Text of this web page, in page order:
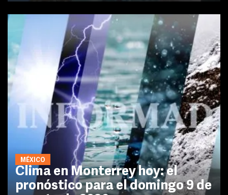
MÉXICO
Clima en Monterrey hoy: el
pronóstico para el domingo 9 de